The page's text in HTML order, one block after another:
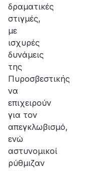
δραματικές
στιγμές,
με
ισχυρές
δυνάμεις
της
Πυροσβεστικής
να
επιχειρούν
για τον
απεγκλωβισμό,
ενώ
αστυνομικοί
ρύθμιζαν